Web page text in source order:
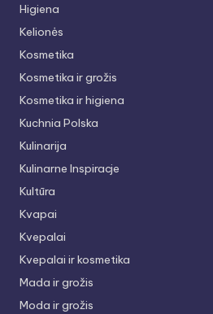
Higiena
Kelionės
Kosmetika
Kosmetika ir grožis
Kosmetika ir higiena
Kuchnia Polska
Kulinarija
Kulinarne Inspiracje
Kultūra
Kvapai
Kvepalai
Kvepalai ir kosmetika
Mada ir grožis
Moda ir grožis